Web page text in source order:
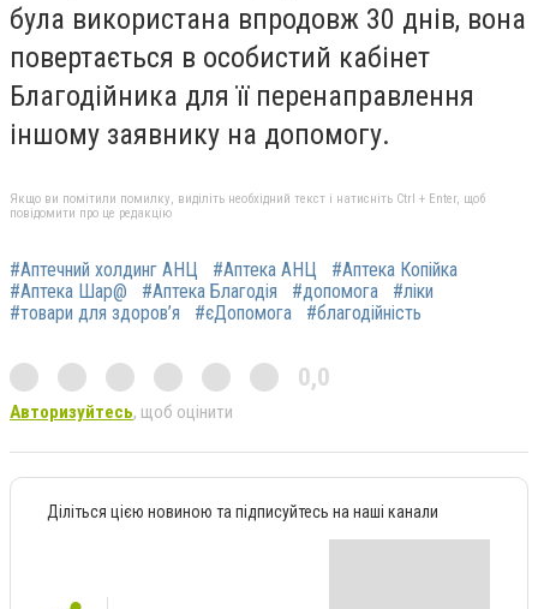
була використана впродовж 30 днів, вона
повертається в особистий кабінет
Благодійника для її перенаправлення
іншому заявнику на допомогу.
Якщо ви помітили помилку, виділіть необхідний текст і натисніть Ctrl + Enter, щоб
повідомити про це редакцію
#Аптечний холдинг АНЦ #Аптека АНЦ
#Аптека Копійка
#Аптека Шар@
#Аптека Благодія #допомога
#ліки
#товари для здоров’я
#єДопомога #благодійність
0,0
Авторизуйтесь, щоб оцінити
Діліться цією новиною та підписуйтесь на наші канали